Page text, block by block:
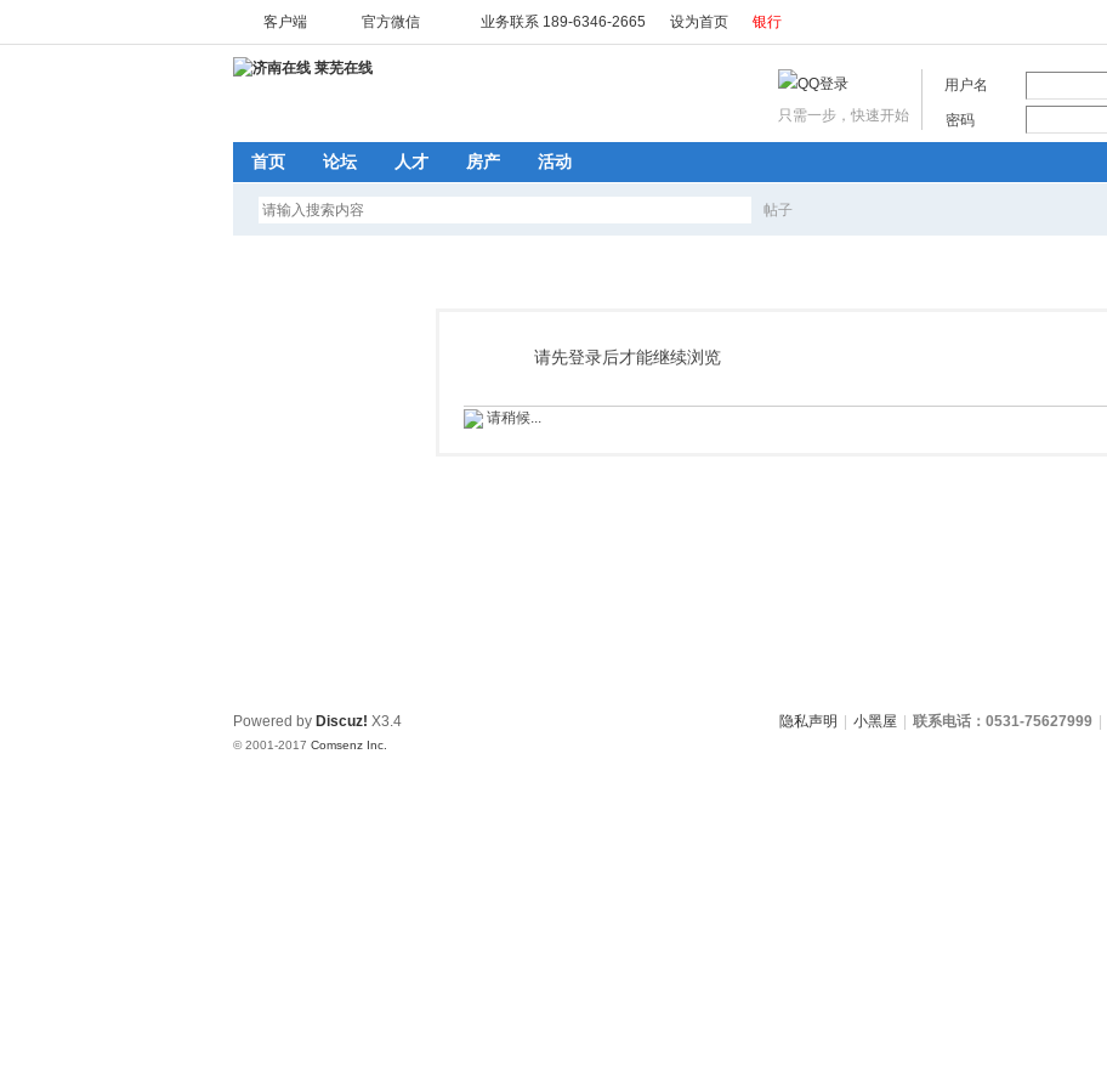
客户端 官方微信 业务联系 189-6346-2665 设为首页 银行
用户名
密码
只需一步，快速开始
首页 论坛 人才 房产 活动
帖子
请先登录后才能继续浏览
请稍候...
隐私声明 小黑屋 联系电话：0531-75627999
Powered by Discuz! X3.4
© 2001-2017 Comsenz Inc.